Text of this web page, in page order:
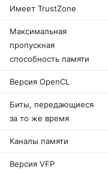
Имеет TrustZone
Максимальная
пропускная
способность памяти
Версия OpenCL
Биты, передающиеся
за то же время
Каналы памяти
Версия VFP